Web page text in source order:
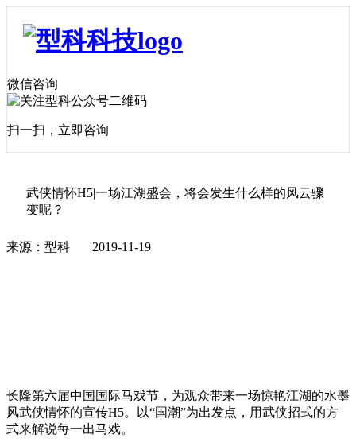
微信咨询
扫一扫，立即咨询
武侠情怀H5|一场江湖盛会，将会发生什么样的风云骤
变呢？
来源：型科 2019-11-19
长隆第六届中国国际马戏节，为观众带来一场惊艳江湖的水墨
风武侠情怀的宣传H5。以“国潮”为出发点，用武侠招式的方
式来解说每一出马戏。